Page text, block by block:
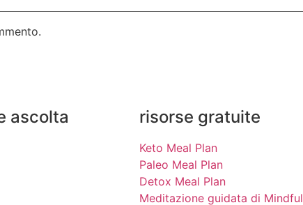
ascolta risorse gratuite
Keto Meal Plan
Paleo Meal Plan
Detox Meal Plan
Meditazione guidata di Mindful